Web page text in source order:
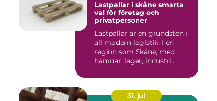
Lastpallar i skåne smarta
val för företag och
privatpersoner
Lastpallar är en grundsten i
all modern logistik. I en
region som Skåne, med
hamnar, lager, industri...
31. jul